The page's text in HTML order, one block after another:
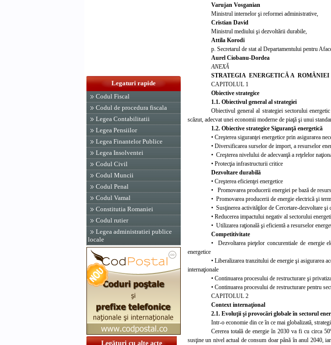
Legaturi rapide
Codul Fiscal
Codul de procedura fiscala
Legea Contabilitatii
Legea Pensiilor
Legea Finantelor Publice
Legea Insolventei
Codul Civil
Codul Muncii
Codul Penal
Codul Vamal
Constitutia Romaniei
Codul rutier
Legea administratiei publice
locale
Legături cu alte acte
Varujan Vosganian
Ministrul internelor şi reformei administrative,
Cristian David
Ministrul mediului şi dezvoltării durabile,
Attila Korodi
p. Secretarul de stat al Departamentului pentru
Aurel Ciobanu-Dordea
ANEXĂ
STRATEGIA ENERGETICĂ A ROMÂNIEI
CAPITOLUL 1
Obiective strategice
1.1. Obiectivul general al strategiei
Obiectivul general al strategiei sectorului
scăzut, adecvat unei economii moderne de piaţă şi unui
1.2. Obiective strategice Siguranţă energetică
• Creşterea siguranţei energetice prin asigurarea
• Diversificarea surselor de import, a resurselor
• Creşterea nivelului de adecvanţă a reţelelor
• Protecţia infrastructurii critice
Dezvoltare durabilă
• Creşterea eficienţei energetice
• Promovarea producerii energiei pe bază de
• Promovarea producerii de energie electrică şi
• Susţinerea activităţilor de Cercetare-dezvoltare
• Reducerea impactului negativ al sectorului
• Utilizarea raţională şi eficientă a resurselor
Competitivitate
• Dezvoltarea pieţelor concurentiale de energie
energetice
• Liberalizarea tranzitului de energie şi asigurarea
internaţionale
• Continuarea procesului de restructurare şi
• Continuarea procesului de restructurare pentru
CAPITOLUL 2
Context internaţional
2.1. Evoluţii şi provocări globale în sectorul
Intr-o economie din ce în ce mai globalizată,
Cererea totalăde energie în 2030 va fi cu circa
susţine un nivel actual de consum doar până în anul 2040,